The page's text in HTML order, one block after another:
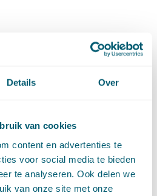
Details Over
van cookies
content en advertenties te
voor social media te bieden
te analyseren. Ook delen we
van onze site met onze